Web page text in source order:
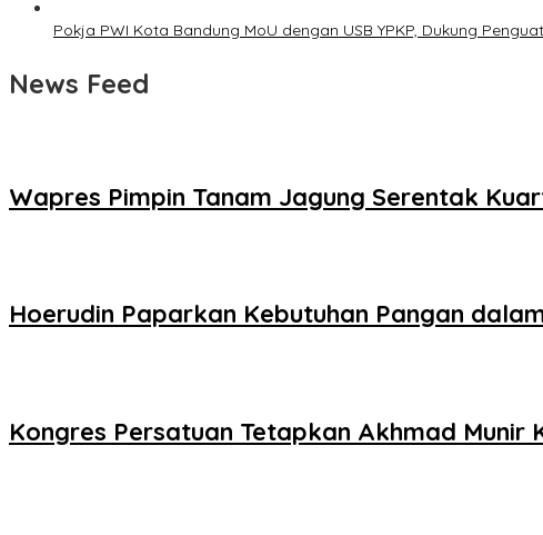
Pokja PWI Kota Bandung MoU dengan USB YPKP, Dukung
News Feed
Wapres Pimpin Tanam Jagung Serentak
Hoerudin Paparkan Kebutuhan Pangan
Kongres Persatuan Tetapkan Akhmad Munir